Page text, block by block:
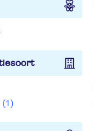
(1)